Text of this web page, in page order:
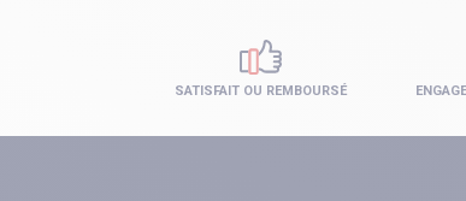
SATISFAIT OU REMBOURSÉ